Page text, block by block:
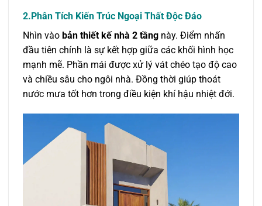
2.Phân Tích Kiến Trúc Ngoại Thất Độc Đáo
Nhìn vào bản thiết kế nhà 2 tầng này. Điểm nhấn
đầu tiên chính là sự kết hợp giữa các khối hình học
mạnh mẽ. Phần mái được xử lý vát chéo tạo độ cao
và chiều sâu cho ngôi nhà. Đồng thời giúp thoát
nước mưa tốt hơn trong điều kiện khí hậu nhiệt đới.